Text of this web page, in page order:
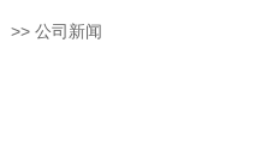
>> 公司新闻